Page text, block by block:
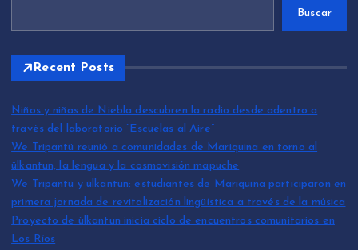
Buscar
Recent Posts
Niños y niñas de Niebla descubren la radio desde adentro a
través del laboratorio “Escuelas al Aire”
We Tripantü reunió a comunidades de Mariquina en torno al
ülkantun, la lengua y la cosmovisión mapuche
We Tripantü y ülkantun: estudiantes de Mariquina participaron en
primera jornada de revitalización lingüística a través de la música
Proyecto de ülkantun inicia ciclo de encuentros comunitarios en
Los Ríos